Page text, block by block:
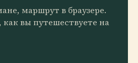
маршрут в браузере.
вы путешествуете на